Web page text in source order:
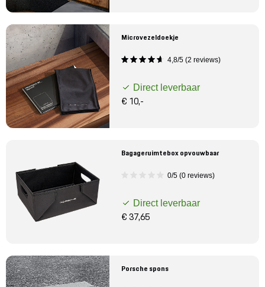
Microvezeldoekje
4,8/5 (2 reviews)
Direct leverbaar
€ 10,-
Bagageruimtebox opvouwbaar
0/5 (0 reviews)
Direct leverbaar
€ 37,65
Porsche spons